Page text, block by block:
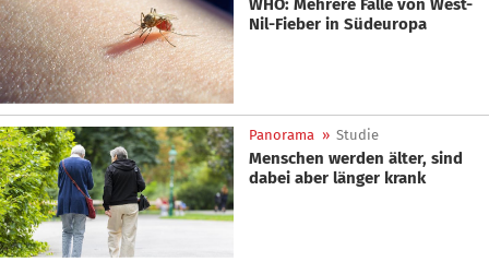
Nil-Fieber in Südeuropa
Panorama » Studie
Menschen werden älter, sind
dabei aber länger krank